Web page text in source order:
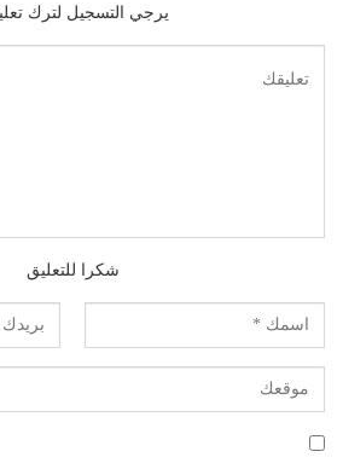
يرجي التسجيل لترك
شكرا للتعليق